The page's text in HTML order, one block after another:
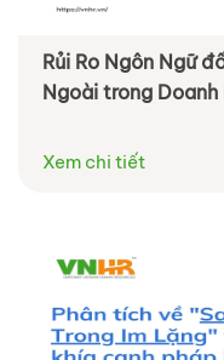
Rủi Ro Ngôn Ngữ
Ngoài trong Doanh
Xem chi tiết